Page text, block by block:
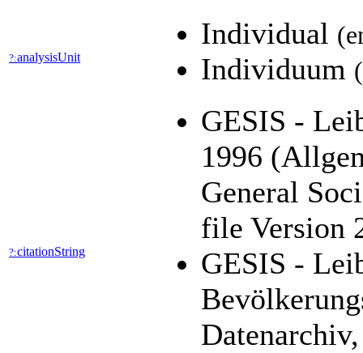
?:analysisUnit
Individual
Individuum
?:citationString
GESIS -
1996
General
file Version
GESIS -